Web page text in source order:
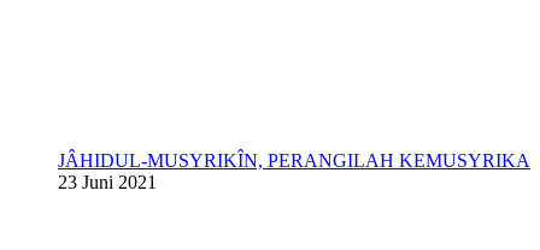
JÂHIDUL-MUSYRIKÎN, PERANGILAH KEMUSYRIKA
23 Juni 2021